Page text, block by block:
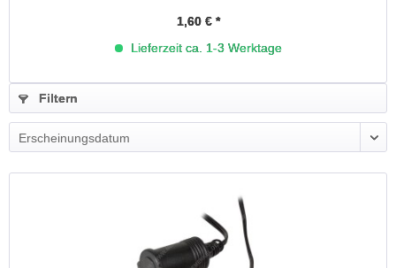
1,60 € *
Lieferzeit ca. 1-3 Werktage
Filtern